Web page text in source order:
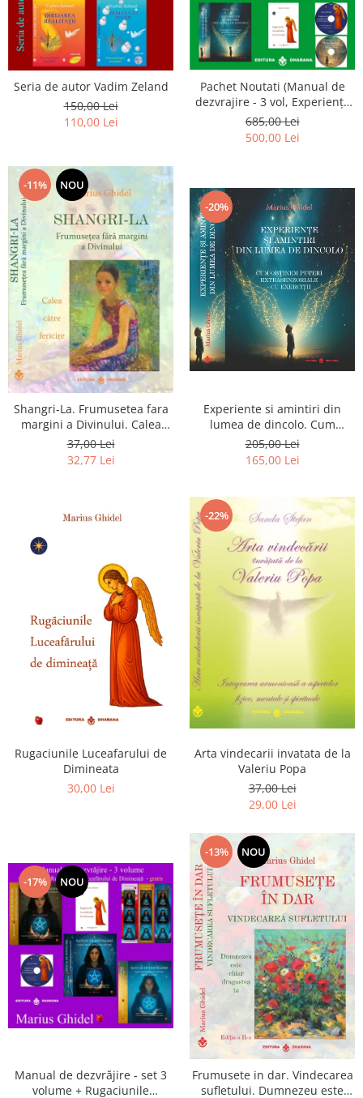
Seria de autor Vadim Zeland
150,00 Lei
110,00 Lei
Pachet Noutati (Manual de
dezvrajire - 3 vol, Experiențe
și amintiri, Rugăciunile
Luceafarului de dimineata) -
Marius Ghidel
685,00 Lei
500,00 Lei
-11% NOU
Shangri-La. Frumusetea fara
margini a Divinului. Calea
catre fericire
37,00 Lei
32,77 Lei
-20%
Experiente si amintiri din
lumea de dincolo. Cum
obtinem puteri
extrasenzoriale - cu exercitii
205,00 Lei
165,00 Lei
Rugaciunile Luceafarului de
Dimineata
30,00 Lei
-22%
Arta vindecarii invatata de la
Valeriu Popa
37,00 Lei
29,00 Lei
-17% NOU
Manual de dezvrăjire - set 3
volume + Rugaciunile
-13% NOU
Frumusete in dar. Vindecarea
sufletului. Dumnezeu este